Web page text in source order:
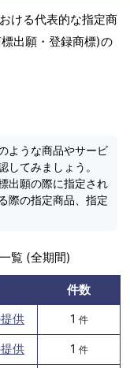
ける代表的な指定商
出願・登録商標)の
ような商品やサービ
してみましょう。
出願の際に指定され
際の指定商品、指定
覧 (全期間)
件数
供
1 件
供 1 件